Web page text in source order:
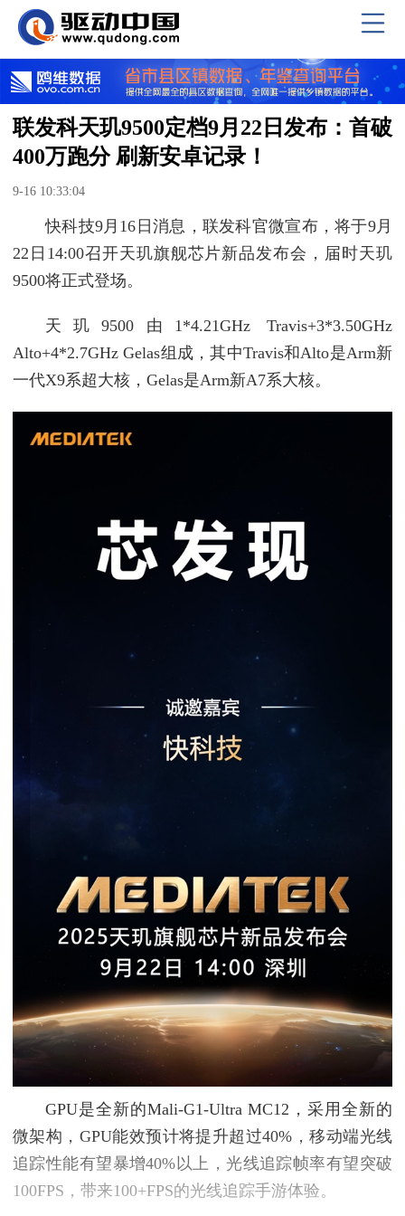
联发科天玑9500定档9月22日发布：首破
400万跑分 刷新安卓记录！
9-16 10:33:04
快科技9月16日消息，联发科官微宣布，将于9月
22日14:00召开天玑旗舰芯片新品发布会，届时天玑
9500将正式登场。
天玑9500由1*4.21GHz Travis+3*3.50GHz
Alto+4*2.7GHz Gelas组成，其中Travis和Alto是Arm新
一代X9系超大核，Gelas是Arm新A7系大核。
GPU是全新的Mali-G1-Ultra MC12，采用全新的
微架构，GPU能效预计将提升超过40%，移动端光线
追踪性能有望暴增40%以上，光线追踪帧率有望突破
100FPS，带来100+FPS的光线追踪手游体验。